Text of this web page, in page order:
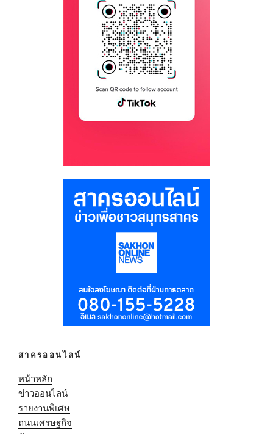
สาครออนไลน์
หน้าหลัก
ข่าวออนไลน์
รายงานพิเศษ
ถนนเศรษฐกิจ